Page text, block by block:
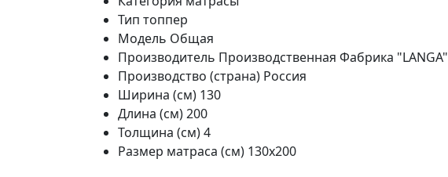
Тип топпер
Модель Общая
Производитель Производственная Фабрика "LANGA"
Производство (страна) Россия
Ширина (см) 130
Длина (см)200
Толщина (см)4
Размер матраса (см) 130х200